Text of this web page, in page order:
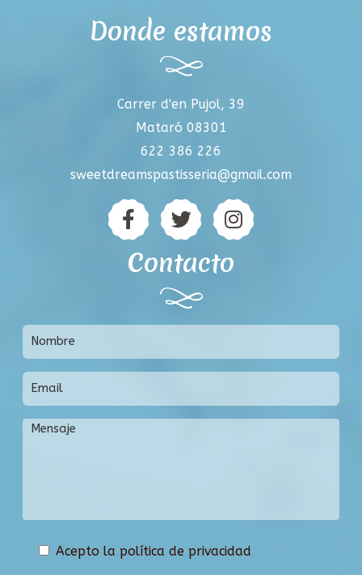
Donde estamos
Carrer d'en Pujol, 39
Mataró 08301
622 386 226
sweetdreamspastisseria@gmail.com
Contacto
Acepto la política de privacidad